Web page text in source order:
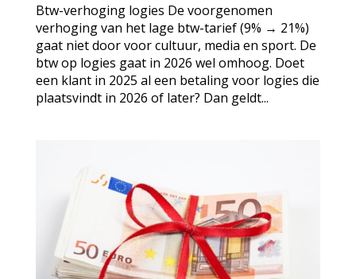
Btw-verhoging logies De voorgenomen
verhoging van het lage btw-tarief (9% → 21%)
gaat niet door voor cultuur, media en sport. De
btw op logies gaat in 2026 wel omhoog. Doet
een klant in 2025 al een betaling voor logies die
plaatsvindt in 2026 of later? Dan geldt...